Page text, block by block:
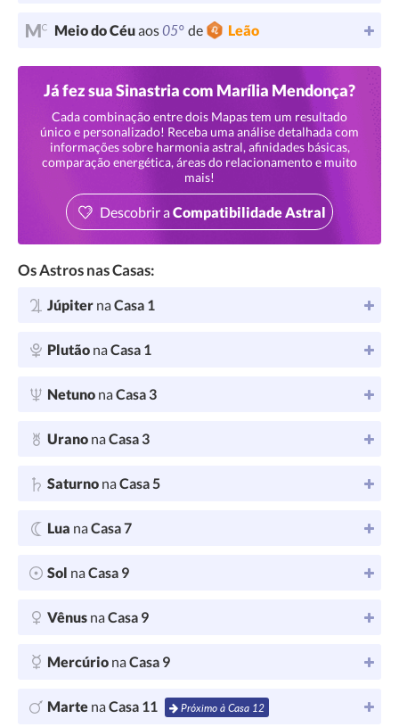
Meio do Céuaos05° de Leão
Já fez sua Sinastria com Marília Mendonça?
Cada combinação entre dois Mapas tem um resultado
único e personalizado! Receba uma análise detalhada com
informações sobre harmonia astral, afinidades básicas,
comparação energética, áreas do relacionamento e muito
mais!
Descobrir aCompatibilidade Astral
Os Astros nas Casas:
Júpiter naCasa 1
Plutão naCasa 1
Netuno naCasa 3
Urano naCasa 3
Saturno naCasa 5
Lua naCasa 7
Sol naCasa 9
Vênus naCasa 9
Mercúrio naCasa 9
Marte naCasa 11 Próximo à Casa 12